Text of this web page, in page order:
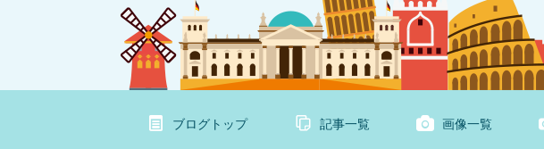
ブログトップ 記事一覧 画像一覧